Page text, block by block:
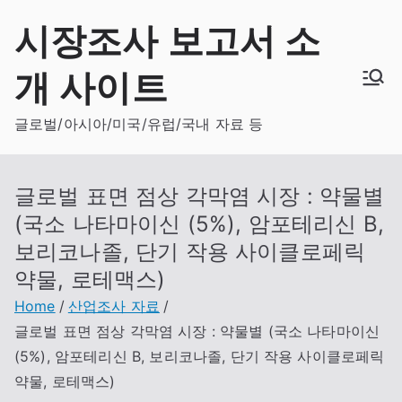
content
시장조사 보고서 소
개 사이트
글로벌/아시아/미국/유럽/국내 자료 등
글로벌 표면 점상 각막염 시장 : 약물별
(국소 나타마이신 (5%), 암포테리신 B,
보리코나졸, 단기 작용 사이클로페릭
약물, 로테맥스)
Home
산업조사 자료
글로벌 표면 점상 각막염 시장 : 약물별 (국소 나타마이신
(5%), 암포테리신 B, 보리코나졸, 단기 작용 사이클로페릭
약물, 로테맥스)